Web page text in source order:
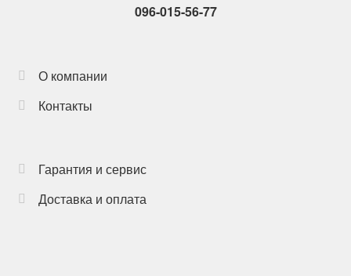
096-015-56-77
О компании
Контакты
Гарантия и сервис
Доставка и оплата